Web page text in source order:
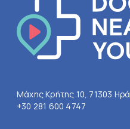
Μάχης Κρήτης 10, 71303
+30 281 600 4747